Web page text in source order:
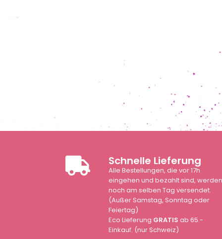
Schnelle Lieferung
Alle Bestellungen, die vor 17h
eingehen und bezahlt sind, werden
noch am selben Tag versendet.
(Außer Samstag, Sonntag oder
Feiertag)
Eco Lieferung GRATIS ab 65.-
Einkauf. (nur Schweiz)